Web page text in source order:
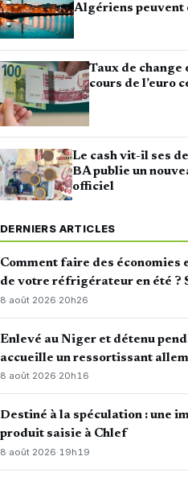
Algériens peuvent
Taux de change
cours de l’euro
Le cash vit-il ses
BA publie un
officiel
DERNIERS ARTICLES
Comment faire des économies
de votre réfrigérateur en été ?
8 août 2026·20h26
Enlevé au Niger et détenu
accueille un ressortissant
8 août 2026·20h16
Destiné à la spéculation : une
produit saisie à Chlef
8 août 2026·19h19